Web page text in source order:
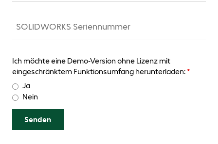
Ich möchte eine Demo-Version ohne Lizenz mit
eingeschränktem Funktionsumfang herunterladen:*
Ja
Nein